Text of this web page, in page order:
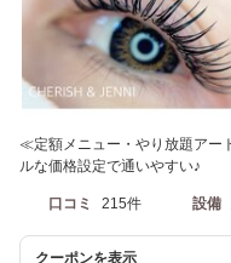
≪定額メニュー・やり放題ア
ルな価格設定で通いやすい♪
口コミ 215件 設備
クーポンを表示